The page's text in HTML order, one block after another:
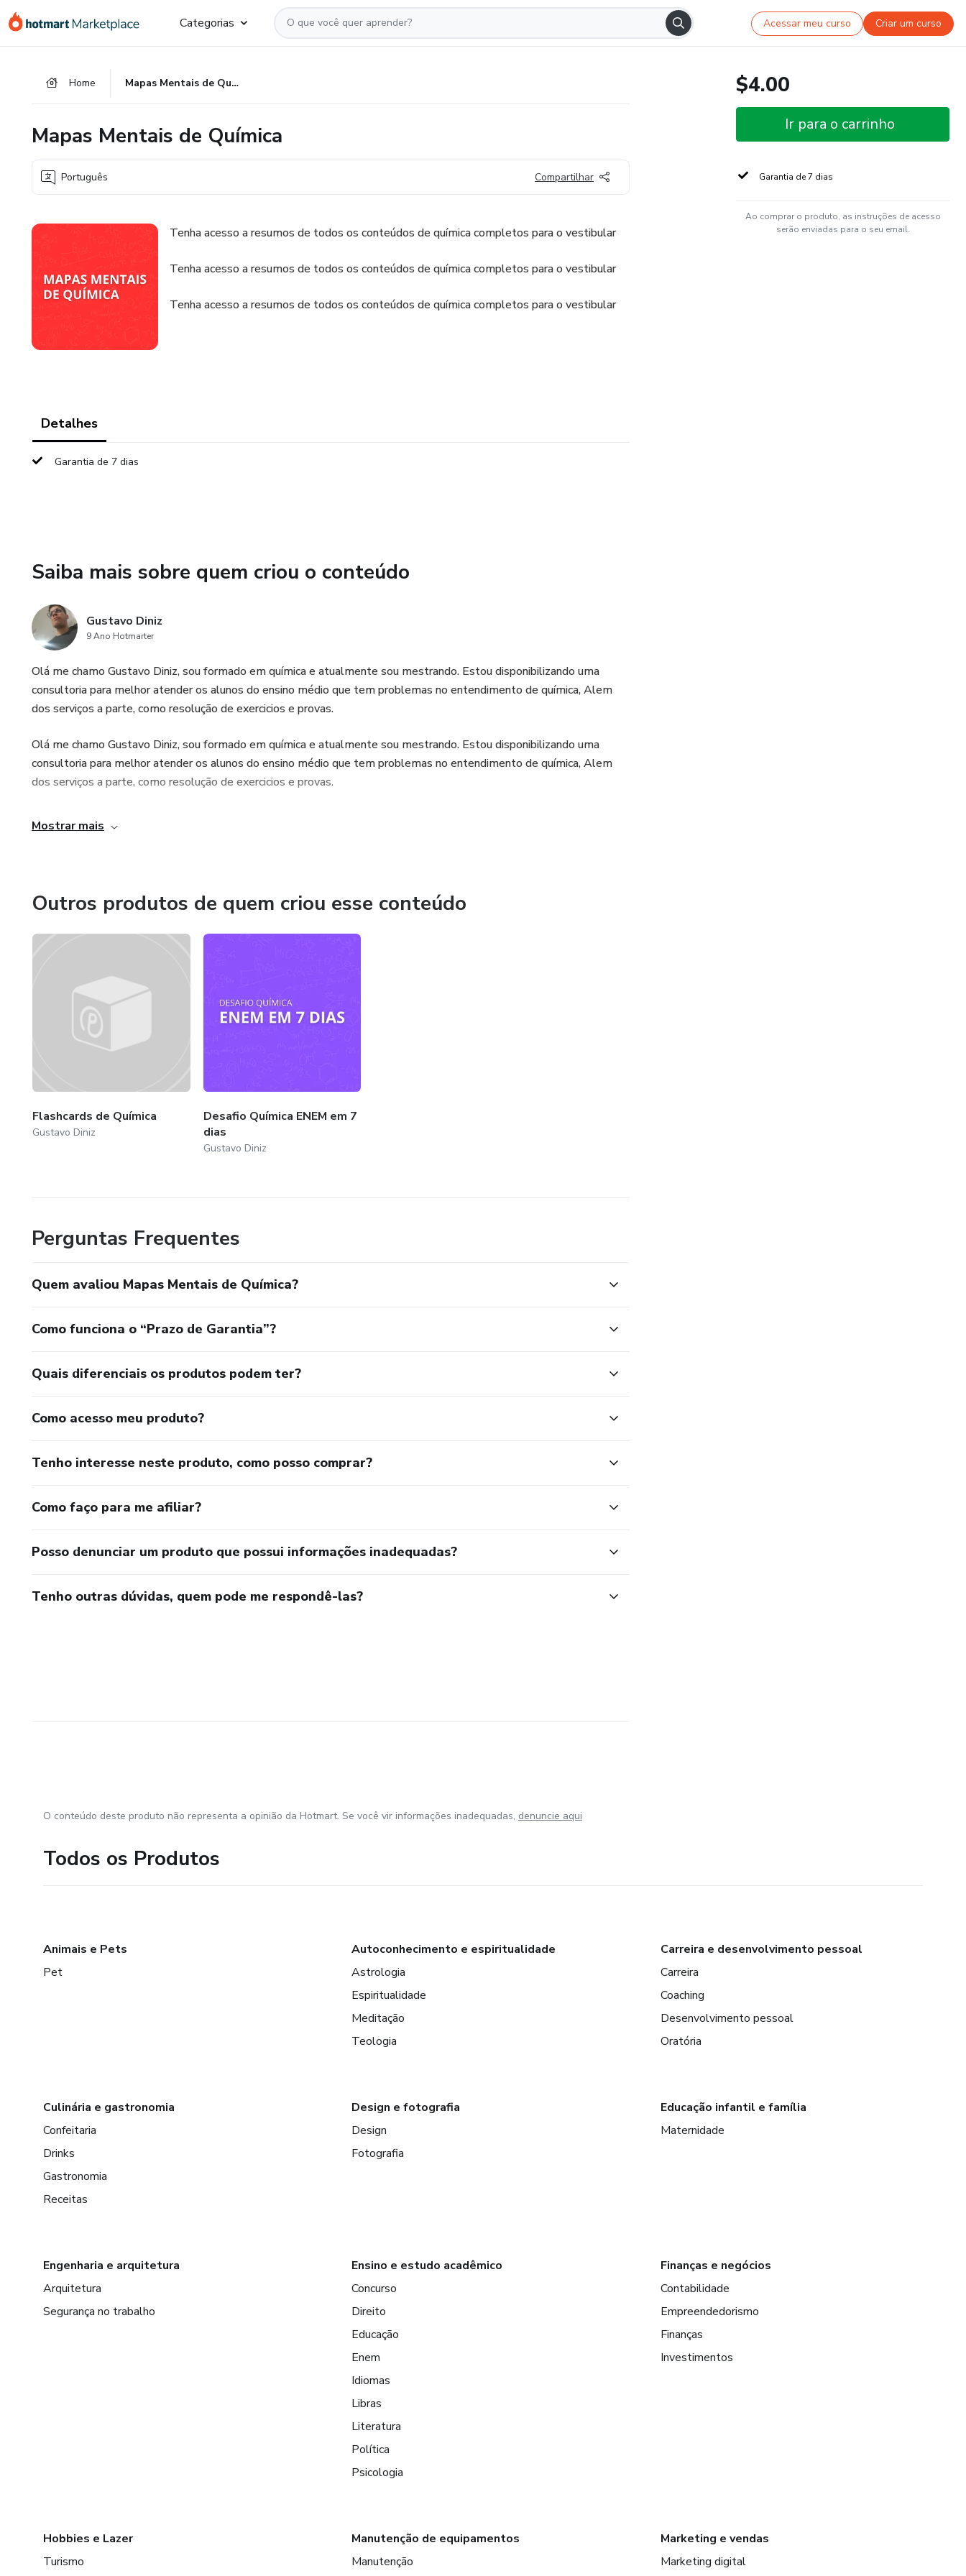
para
para
para
Categorias Acessar meu curso Criar um curso
Home Mapas Mentais de Química
Mapas Mentais de Química
Português Compartilhar
Tenha acesso a resumos de todos os conteúdos de química completos para o vestibular
Tenha acesso a resumos de todos os conteúdos de química completos para o vestibular
Tenha acesso a resumos de todos os conteúdos de química completos para o vestibular
Detalhes
Garantia de 7 dias
Saiba mais sobre quem criou o conteúdo
Gustavo Diniz
9 Ano Hotmarter
Olá me chamo Gustavo Diniz, sou formado em química e atualmente sou mestrando. Estou disponibilizando uma
consultoria para melhor atender os alunos do ensino médio que tem problemas no entendimento de química, Alem
dos serviços a parte, como resolução de exercicios e provas.
Olá me chamo Gustavo Diniz, sou formado em química e atualmente sou mestrando. Estou disponibilizando uma
consultoria para melhor atender os alunos do ensino médio que tem problemas no entendimento de química, Alem
dos serviços a parte, como resolução de exercicios e provas.
Mostrar mais
Outros produtos de quem criou esse conteúdo
Flashcards de Química
Gustavo Diniz
Desafio Química ENEM em 7
dias
Gustavo Diniz
Perguntas Frequentes
Quem avaliou Mapas Mentais de Química?
Como funciona o “Prazo de Garantia”?
Quais diferenciais os produtos podem ter?
Como acesso meu produto?
Tenho interesse neste produto, como posso comprar?
Como faço para me afiliar?
Posso denunciar um produto que possui informações inadequadas?
Tenho outras dúvidas, quem pode me respondê-las?
$4.00
Ir para o carrinho
Garantia de 7 dias
Ao comprar o produto, as instruções de acesso
serão enviadas para o seu email.
O conteúdo deste produto não representa a opinião da Hotmart. Se você vir informações inadequadas, denuncie aqui
Todos os Produtos
Animais e Pets
Pet
Autoconhecimento e espiritualidade
Astrologia
Espiritualidade
Meditação
Teologia
Carreira e desenvolvimento pessoal
Carreira
Coaching
Desenvolvimento pessoal
Oratória
Culinária e gastronomia
Confeitaria
Drinks
Gastronomia
Receitas
Design e fotografia
Design
Fotografia
Educação infantil e família
Maternidade
Engenharia e arquitetura
Arquitetura
Segurança no trabalho
Ensino e estudo acadêmico
Concurso
Direito
Educação
Enem
Idiomas
Libras
Literatura
Política
Psicologia
Finanças e negócios
Contabilidade
Empreendedorismo
Finanças
Investimentos
Hobbies e Lazer
Turismo
Manutenção de equipamentos
Manutenção
Marketing e vendas
Marketing digital